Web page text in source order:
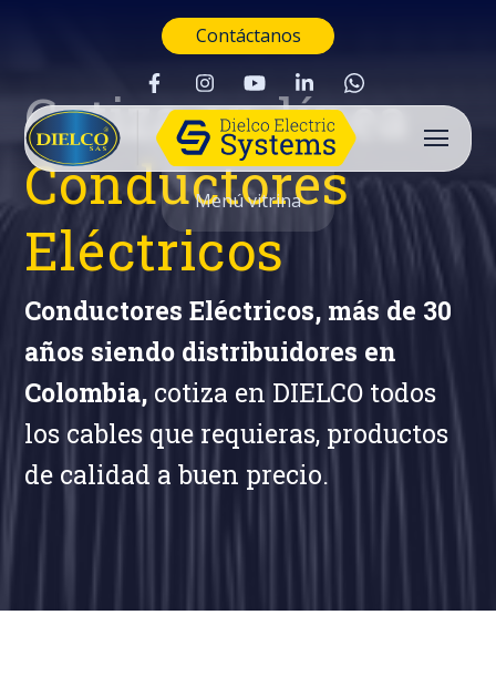
Contáctanos
Buscar
Menú vitrina
Cotiza en línea
Conductores
Eléctricos
Conductores Eléctricos, más de 30
años siendo distribuidores en
Colombia, cotiza en DIELCO todos
los cables que requieras, productos
de calidad a buen precio.